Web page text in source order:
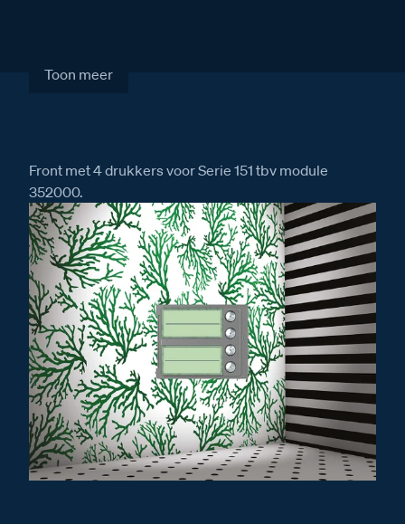
Toon meer
Front met 4 drukkers voor Serie 151 tbv module
352000.